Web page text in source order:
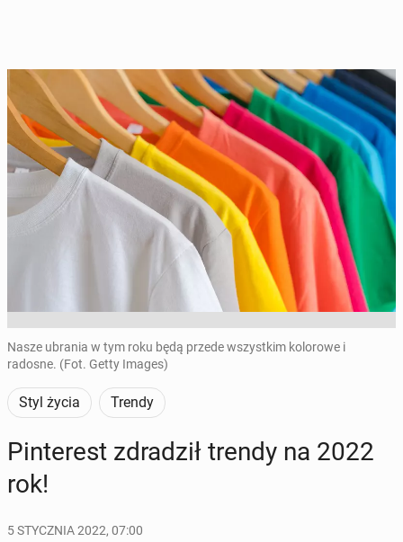
Nasze ubrania w tym roku będą przede wszystkim kolorowe i
radosne. (Fot. Getty Images)
Styl życia Trendy
Pin­te­rest zdra­dził trendy na 2022
rok!
5 STYCZNIA 2022, 07:00